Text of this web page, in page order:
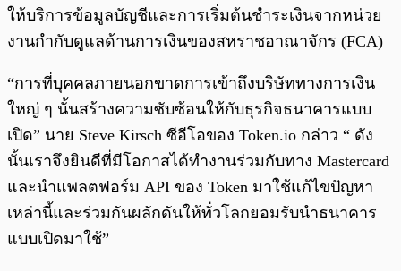
ให้บริการข้อมูลบัญชีและการเริ่มต้นชำระเงินจากหน่วย
งานกำกับดูแลด้านการเงินของสหราชอาณาจักร (FCA)
“การที่บุคคลภายนอกขาดการเข้าถึงบริษัททางการเงิน
ใหญ่ ๆ นั้นสร้างความซับซ้อนให้กับธุรกิจธนาคารแบบ
เปิด” นาย Steve Kirsch ซีอีโอของ Token.io กล่าว “ ดัง
นั้นเราจึงยินดีที่มีโอกาสได้ทำงานร่วมกับทาง Mastercard
และนำแพลตฟอร์ม API ของ Token มาใช้แก้ไขปัญหา
เหล่านี้และร่วมกันผลักดันให้ทั่วโลกยอมรับนำธนาคาร
แบบเปิดมาใช้”